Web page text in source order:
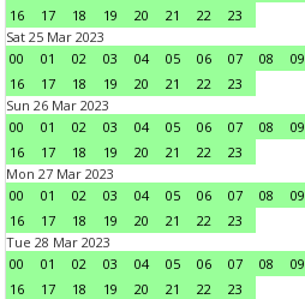
16
17 18 19 20 21 22
23
Sat 25 Mar 2023
00
01 02 03 04 05 06 07 08 09
16
17 18 19 20 21 22
23
Sun 26 Mar 2023
00
01 02 03 04 05 06 07 08 09
16
17 18 19 20 21 22
23
Mon 27 Mar 2023
00
01 02 03 04 05 06 07 08 09
16
17 18 19 20 21 22
23
Tue 28 Mar 2023
00
01 02 03 04 05 06 07 08 09
16
17 18 19 20 21 22
23